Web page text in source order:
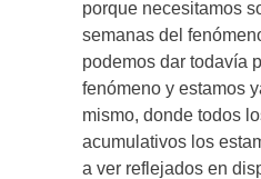
porque necesitamos
semanas del
podemos dar todavía
fenómeno y estamos
mismo, donde todos
acumulativos los
a ver reflejados en